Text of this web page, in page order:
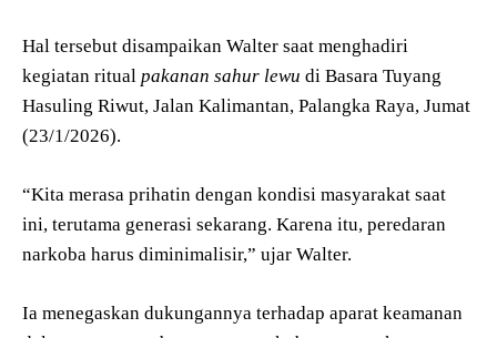
Hal tersebut disampaikan Walter saat menghadiri
kegiatan ritual pakanan sahur lewu di Basara Tuyang
Hasuling Riwut, Jalan Kalimantan, Palangka Raya, Jumat
(23/1/2026).
“Kita merasa prihatin dengan kondisi masyarakat saat
ini, terutama generasi sekarang. Karena itu, peredaran
narkoba harus diminimalisir,” ujar Walter.
Ia menegaskan dukungannya terhadap aparat keamanan